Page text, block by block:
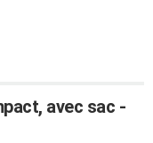
avec sac -